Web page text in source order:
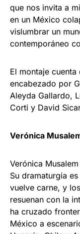
que nos invita a
en un México
vislumbrar un
contemporáneo
El montaje
encabezado por
Aleyda Gallardo,
Corti y David
Verónica
Verónica
Su dramaturgia
vuelve carne, y
resuenan con la
ha cruzado
México a